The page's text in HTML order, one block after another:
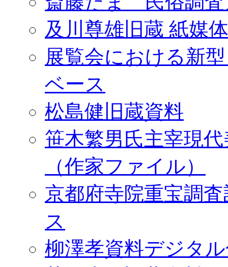
及川尊雄旧蔵 紙媒
展覧会における新
ベース
松島健旧蔵資料
笹木繁男氏主宰現
（作家ファイル）
京都府寺院重宝調
ス
柳澤孝資料デジタ